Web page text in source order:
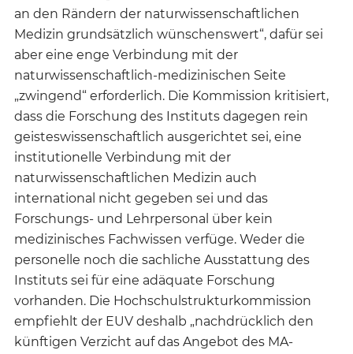
an den Rändern der naturwissenschaftlichen
Medizin grundsätzlich wünschenswert“, dafür sei
aber eine enge Verbindung mit der
naturwissenschaftlich-medizinischen Seite
„zwingend“ erforderlich. Die Kommission kritisiert,
dass die Forschung des Instituts dagegen rein
geisteswissenschaftlich ausgerichtet sei, eine
institutionelle Verbindung mit der
naturwissenschaftlichen Medizin auch
international nicht gegeben sei und das
Forschungs- und Lehrpersonal über kein
medizinisches Fachwissen verfüge. Weder die
personelle noch die sachliche Ausstattung des
Instituts sei für eine adäquate Forschung
vorhanden. Die Hochschulstrukturkommission
empfiehlt der EUV deshalb „nachdrücklich den
künftigen Verzicht auf das Angebot des MA-